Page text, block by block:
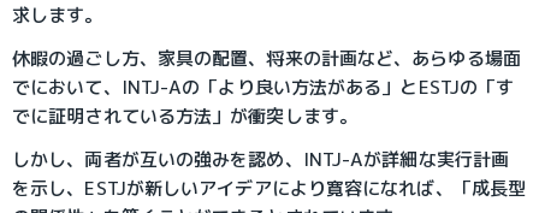
求します。
休暇の過ごし方、家具の配置、将来の計画など、あらゆる場面
でにおいて、INTJ-Aの「より良い方法がある」とESTJの「す
でに証明されている方法」が衝突します。
しかし、両者が互いの強みを認め、INTJ-Aが詳細な実行計画
を示し、ESTJが新しいアイデアにより寛容になれば、「成長型